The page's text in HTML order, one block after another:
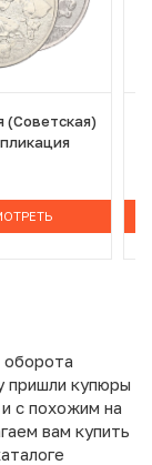
(Советская)
оборота
пришли купюры
с похожим на
вам купить